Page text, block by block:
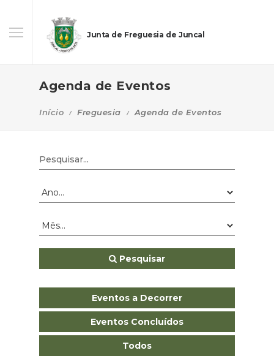
Junta de Freguesia de Juncal
Agenda de Eventos
Início Freguesia Agenda de Eventos
Pesquisar
Eventos a Decorrer
Eventos Concluídos
Todos